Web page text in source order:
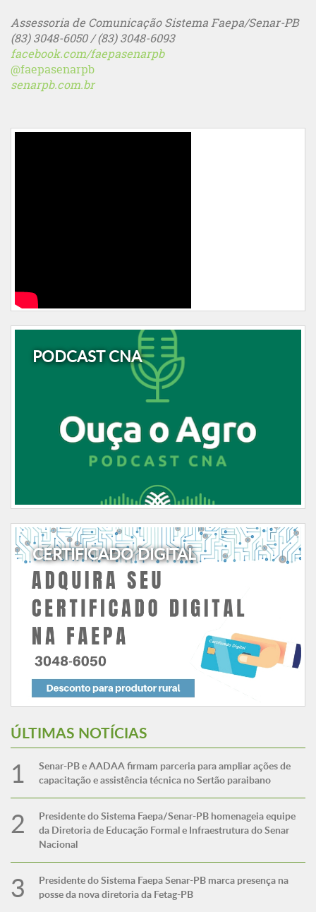
Assessoria de Comunicação Sistema Faepa/Senar-PB
(83) 3048-6050 / (83) 3048-6093
facebook.com/faepasenarpb
@faepasenarpb
senarpb.com.br
PODCAST CNA
CERTIFICADO DIGITAL
ÚLTIMAS NOTÍCIAS
Senar-PB e AADAA firmam parceria para ampliar ações de
capacitação e assistência técnica no Sertão paraibano
Presidente do Sistema Faepa/Senar-PB homenageia equipe
da Diretoria de Educação Formal e Infraestrutura do Senar
Nacional
Presidente do Sistema Faepa Senar-PB marca presença na
posse da nova diretoria da Fetag-PB